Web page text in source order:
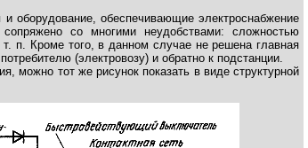
оборудование, обеспечивающие электроснабжение
сопряжено со многими неудобствами: сложностью
п. Кроме того, в данном случае не решена главная
(электровозу) и обратно к подстанции.
можно тот же рисунок показать в виде структурной